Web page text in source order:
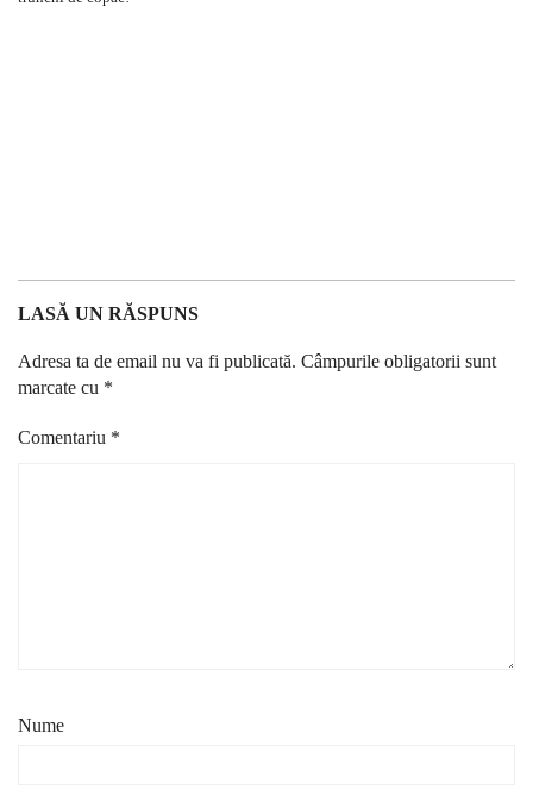
LASĂ UN RĂSPUNS
Adresa ta de email nu va fi publicată. Câmpurile obligatorii sunt
marcate cu *
Comentariu *
Nume